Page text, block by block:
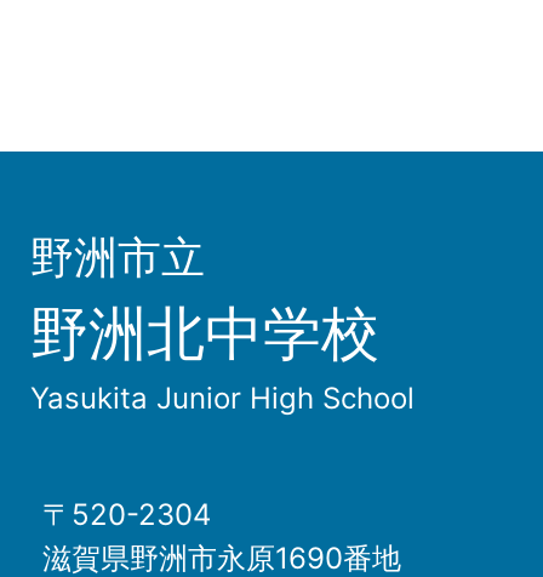
野洲市立
野洲北中学校
Yasukita Junior High School
〒520-2304
滋賀県野洲市永原1690番地